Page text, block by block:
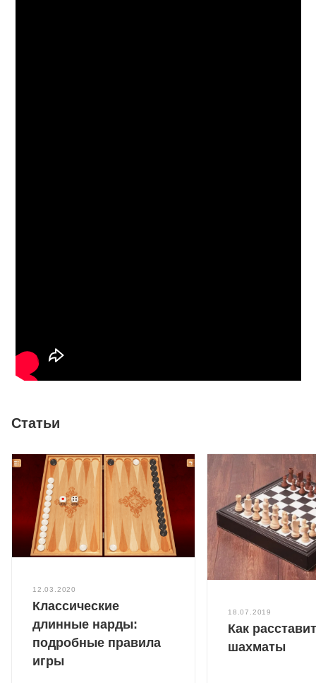
Статьи
12.03.2020
Классические
длинные нарды:
подробные правила
игры
18.07.2019
Как
шахматы